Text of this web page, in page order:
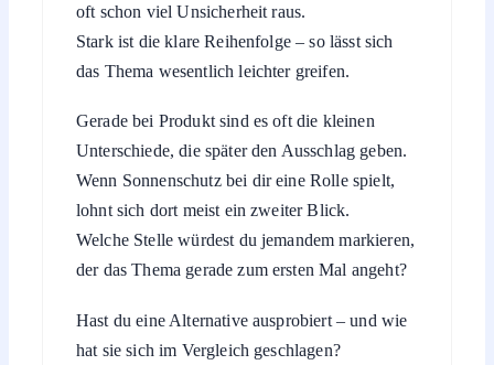
oft schon viel Unsicherheit raus.
Stark ist die klare Reihenfolge – so lässt sich
das Thema wesentlich leichter greifen.
Gerade bei Produkt sind es oft die kleinen
Unterschiede, die später den Ausschlag geben.
Wenn Sonnenschutz bei dir eine Rolle spielt,
lohnt sich dort meist ein zweiter Blick.
Welche Stelle würdest du jemandem markieren,
der das Thema gerade zum ersten Mal angeht?
Hast du eine Alternative ausprobiert – und wie
hat sie sich im Vergleich geschlagen?